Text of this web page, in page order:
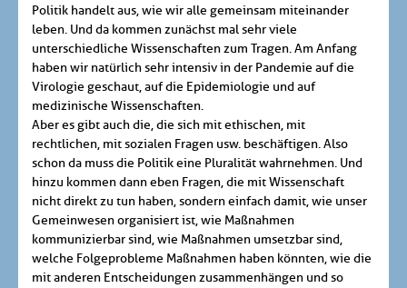
Politik handelt aus, wie wir alle gemeinsam miteinander
leben. Und da kommen zunächst mal sehr viele
unterschiedliche Wissenschaften zum Tragen. Am Anfang
haben wir natürlich sehr intensiv in der Pandemie auf die
Virologie geschaut, auf die Epidemiologie und auf
medizinische Wissenschaften.
Aber es gibt auch die, die sich mit ethischen, mit
rechtlichen, mit sozialen Fragen usw. beschäftigen. Also
schon da muss die Politik eine Pluralität wahrnehmen. Und
hinzu kommen dann eben Fragen, die mit Wissenschaft
nicht direkt zu tun haben, sondern einfach damit, wie unser
Gemeinwesen organisiert ist, wie Maßnahmen
kommunizierbar sind, wie Maßnahmen umsetzbar sind,
welche Folgeprobleme Maßnahmen haben könnten, wie die
mit anderen Entscheidungen zusammenhängen und so